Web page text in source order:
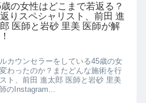
の女性はどこまで若返る？
りスペシャリスト、前田 進
医師と岩砂 里美 医師が解
カウンセラーをしている45歳の女
わったのか？またどんな施術を行
ト、前田 進太郎 医師と岩砂 里美
のInstagram...